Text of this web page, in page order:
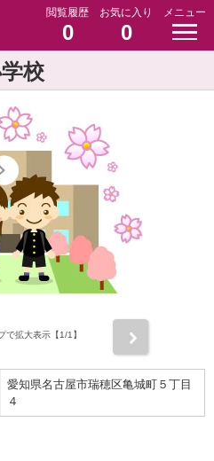
閲覧履歴
0
お気に入り
0
メニュー
校
で拡大表示【1/1】
愛知県名古屋市瑞穂区亀城町５丁目
４